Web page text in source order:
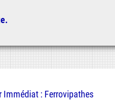
Immédiat : Ferrovipathes